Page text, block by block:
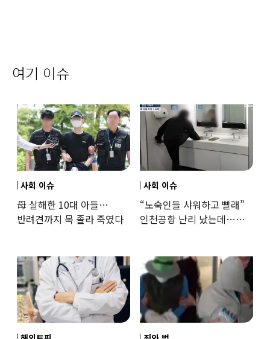
여기 이슈
사회 이슈
母 살해한 10대 아들…
반려견까지 목 졸라 죽였다
사회 이슈
“노숙인들 샤워하고 빨래”
인천공항 난리 났는데…